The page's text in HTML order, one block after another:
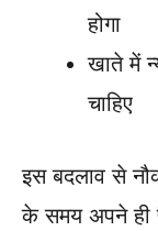
होगा
खाते में
चाहिए
इस बदलाव से
के समय अपने ही